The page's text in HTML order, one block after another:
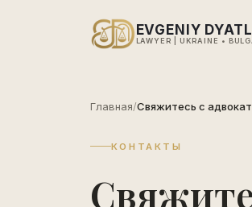
EVGENIY
LAWYER | UKRAINE •
Главная/Свяжитесь с
КОНТАКТЫ